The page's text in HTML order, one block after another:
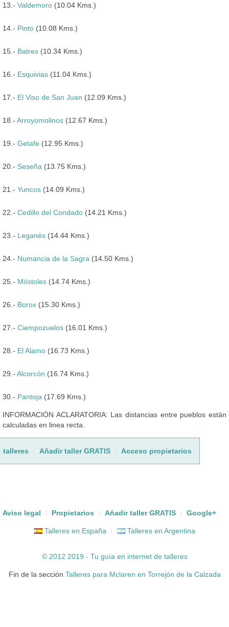
13.- Valdemoro (10.04 Kms.)
14.- Pinto (10.08 Kms.)
15.- Batres (10.34 Kms.)
16.- Esquivias (11.04 Kms.)
17.- El Viso de San Juan (12.09 Kms.)
18.- Arroyomolinos (12.67 Kms.)
19.- Getafe (12.95 Kms.)
20.- Seseña (13.75 Kms.)
21.- Yuncos (14.09 Kms.)
22.- Cedillo del Condado (14.21 Kms.)
23.- Leganés (14.44 Kms.)
24.- Numancia de la Sagra (14.50 Kms.)
25.- Móstoles (14.74 Kms.)
26.- Borox (15.30 Kms.)
27.- Ciempozuelos (16.01 Kms.)
28.- El Alamo (16.73 Kms.)
29.- Alcorcón (16.74 Kms.)
30.- Pantoja (17.69 Kms.)
INFORMACIÓN ACLARATORIA: Las distancias entre pueblos están
calculadas en linea recta.
talleres Añadir taller GRATIS Acceso propietarios
Aviso legal Propietarios Añadir taller GRATIS Google+
Talleres en España Talleres en Argentina
© 2012 2019 - Tu guía en internet de talleres
Fin de la sección Talleres para Mclaren en Torrejón de la Calzada